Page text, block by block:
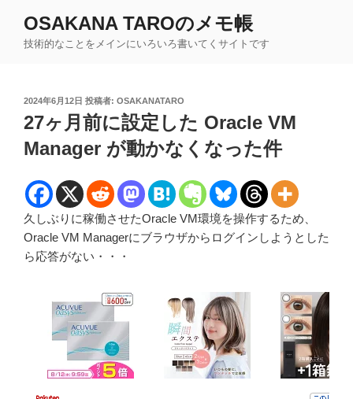
OSAKANA TAROのメモ帳
技術的なことをメインにいろいろ書いてくサイトです
投
稿
日:
2024年6月12日 投稿者: OSAKANATARO
27ヶ月前に設定した Oracle VM
Manager が動かなくなった件
久しぶりに稼働させたOracle VM環境を操作するため、
Oracle VM Managerにブラウザからログインしようとした
ら応答がない・・・